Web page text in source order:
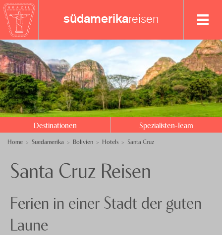
südamerikareisen
Destinationen
Argentinien
Bolivien
Brasilien
Chile
Guyanas
Paraguay
Spezialisten-Team
+41 41 729 14 19
Anfrage senden
Über uns
Events
Nachhaltigkeit
Destinationen Spezialisten-Team
Home Suedamerika Bolivien Hotels Santa Cruz
Santa Cruz Reisen
Ferien in einer Stadt der guten
Laune